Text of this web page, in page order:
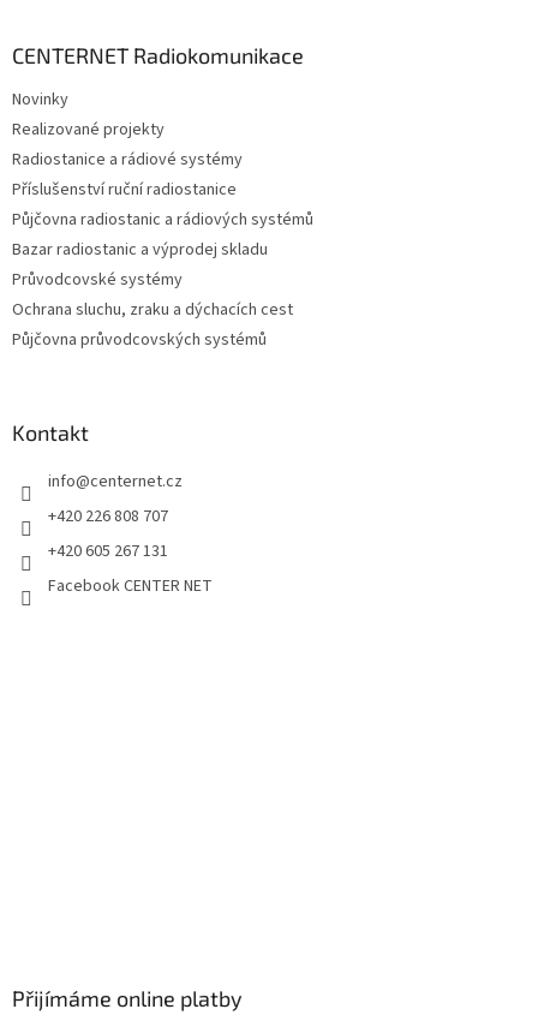
CENTERNET Radiokomunikace
Novinky
Realizované projekty
Radiostanice a rádiové systémy
Příslušenství ruční radiostanice
Půjčovna radiostanic a rádiových systémů
Bazar radiostanic a výprodej skladu
Průvodcovské systémy
Ochrana sluchu, zraku a dýchacích cest
Půjčovna průvodcovských systémů
Kontakt
info@centernet.cz
+420 226 808 707
+420 605 267 131
Facebook CENTER NET
Přijímáme online platby